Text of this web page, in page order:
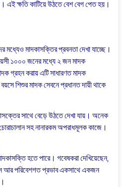
এই ক্ষতি কাটিয়ে উঠতে বেশ বেগ পেত হয়।
মধ্যেও মাদকাসক্তির প্রবনতা দেখা যাচ্ছে।
১০০০ জনের মধ্যে ২ জন মাদক
গ্রহন করায় এটি সাধারণত মাদক
শিশুর মাদক সেবনে প্রধানত দায়ী থাকে
সাথে বেড়ে উঠতে দেখা যায়। অনেক
সহ নানারকম অপরাধমূলক কাজে।
হতে পারে। গবেষকরা দেখিয়েছেন,
আর পরিবেশগত প্রভাব একসাথে একজন